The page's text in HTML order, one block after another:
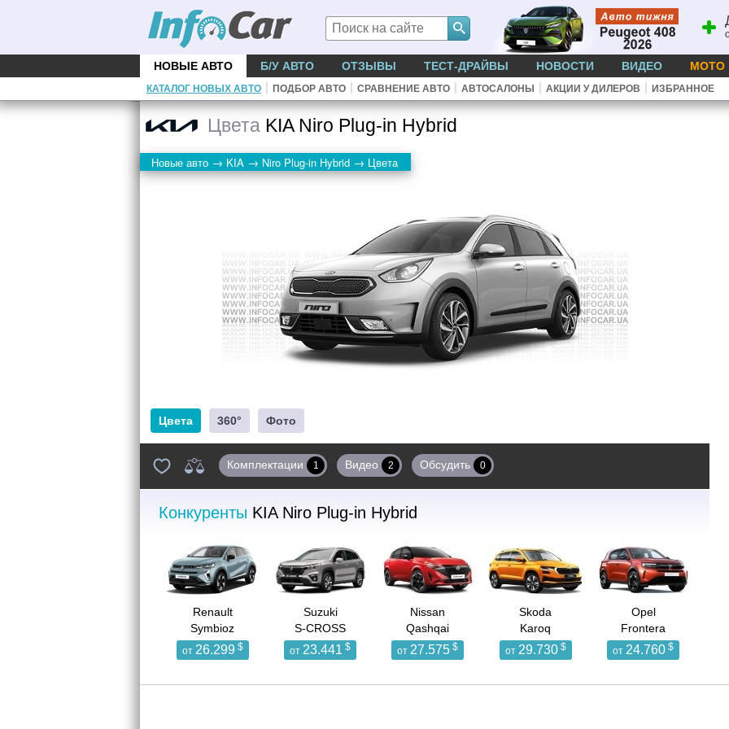
НОВЫЕ АВТО Б/У АВТО ОТЗЫВЫ ТЕСТ-ДРАЙВЫ НОВОСТИ ВИДЕО МОТО
КАТАЛОГ НОВЫХ АВТО | ПОДБОР АВТО | СРАВНЕНИЕ АВТО | АВТОСАЛОНЫ | АКЦИИ У ДИЛЕРОВ | ИЗБРАННОЕ
Цвета KIA Niro Plug-in Hybrid
Новые авто → KIA → Niro Plug-in Hybrid → Цвета
Цвета 360° Фото
Комплектации 1 Видео 2 Обсудить 0
Конкуренты KIA Niro Plug-in Hybrid
Renault
Symbioz
от 26.299 $
Suzuki
S-CROSS
от23.441 $
Nissan
Qashqai
от27.575 $
Skoda
Karoq
от 29.730 $
Opel
Frontera
от24.760 $